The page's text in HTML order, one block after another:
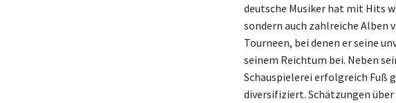
deutsche Musiker hat mit Hits
sondern auch zahlreiche Alben
Tourneen, bei denen er seine
seinem Reichtum bei. Neben
Schauspielerei erfolgreich Fuß
diversifiziert. Schätzungen